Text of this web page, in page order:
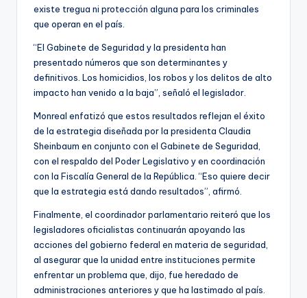
existe tregua ni protección alguna para los criminales
que operan en el país.
“El Gabinete de Seguridad y la presidenta han
presentado números que son determinantes y
definitivos. Los homicidios, los robos y los delitos de alto
impacto han venido a la baja”, señaló el legislador.
Monreal enfatizó que estos resultados reflejan el éxito
de la estrategia diseñada por la presidenta Claudia
Sheinbaum en conjunto con el Gabinete de Seguridad,
con el respaldo del Poder Legislativo y en coordinación
con la Fiscalía General de la República. “Eso quiere decir
que la estrategia está dando resultados”, afirmó.
Finalmente, el coordinador parlamentario reiteró que los
legisladores oficialistas continuarán apoyando las
acciones del gobierno federal en materia de seguridad,
al asegurar que la unidad entre instituciones permite
enfrentar un problema que, dijo, fue heredado de
administraciones anteriores y que ha lastimado al país.